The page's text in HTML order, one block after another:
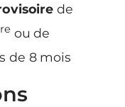
de
re ou de
de 8 mois